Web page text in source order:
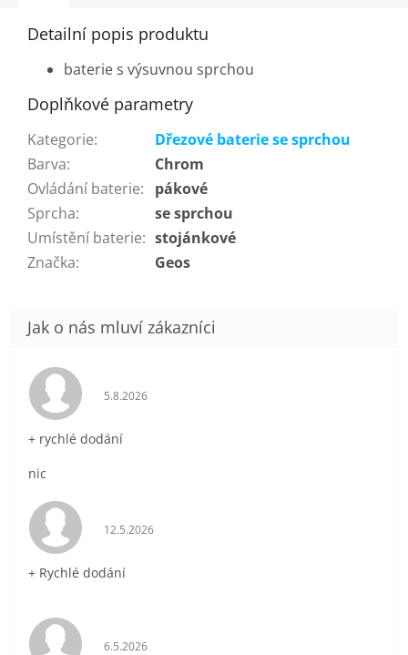
Detailní popis produktu
baterie s výsuvnou sprchou
Doplňkové parametry
Kategorie:
Dřezové baterie se sprchou
Barva:
Chrom
Ovládání baterie:
pákové
Sprcha:
se sprchou
Umístění baterie: stojánkové
Značka: Geos
Hodnocení obchodu je 5 z 5 hvězdiček.
5.8.2026
+ rychlé dodání
nic
Hodnocení obchodu je 5 z 5 hvězdiček.
12.5.2026
+ Rychlé dodání
Hodnocení obchodu je 5 z 5 hvězdiček.
6.5.2026